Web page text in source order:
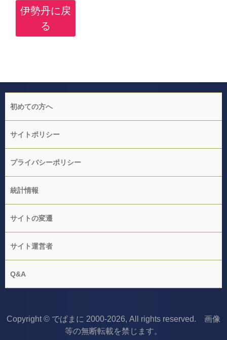
伊勢丹に戻
る
初めての方へ
サイトポリシー
プライバシーポリシー
統計情報
サイトの変遷
サイト運営者
Q&A
Copyright © でぱまに 2000-2026, All rights reserved. 画像
等の無断転載を禁じます。